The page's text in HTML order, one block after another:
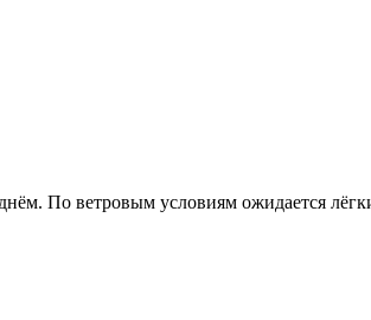
По ветровым условиям ожидается